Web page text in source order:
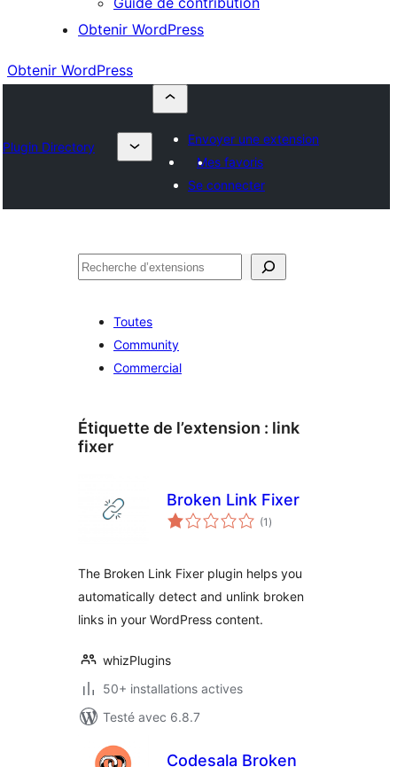
Obtenir WordPress
Obtenir WordPress
Plugin Directory
Envoyer une extension
Mes favoris
Se connecter
Rechercher
Toutes
Community
Commercial
Étiquette de l’extension : link
fixer
Broken Link Fixer
(1 notes
en
)
The Broken Link Fixer plugin helps you
automatically detect and unlink broken
links in your WordPress content.
whizPlugins
50+ installations actives
Testé avec 6.8.7
Codesala Broken